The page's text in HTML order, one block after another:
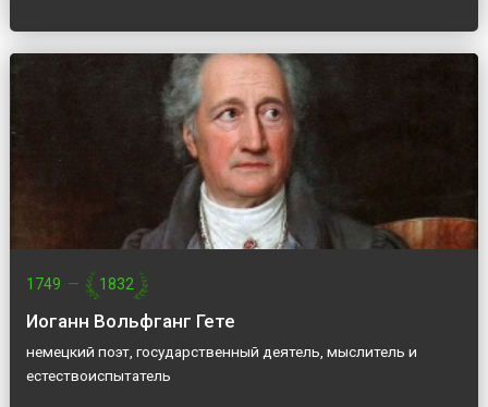
1749 — 1832
Иоганн Вольфганг Гете
немецкий поэт, государственный деятель, мыслитель и
естествоиспытатель